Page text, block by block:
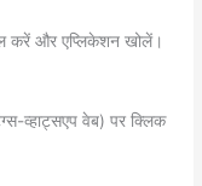
करें और एप्लिकेशन खोलें।
व्हाट्सएप वेब) पर क्लिक